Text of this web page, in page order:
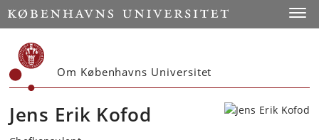
Start
Om Københavns Universitet
Jens Erik Kofod